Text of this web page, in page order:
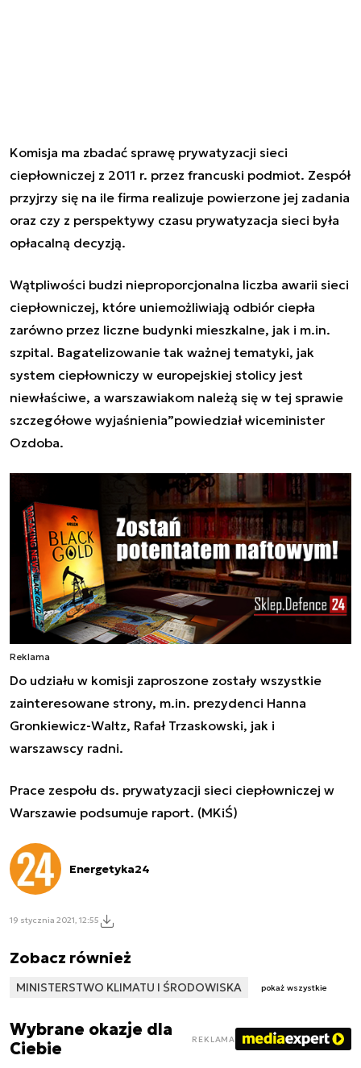
Komisja ma zbadać sprawę prywatyzacji sieci
ciepłowniczej z 2011 r. przez francuski podmiot. Zespół
przyjrzy się na ile firma realizuje powierzone jej zadania
oraz czy z perspektywy czasu prywatyzacja sieci była
opłacalną decyzją.
Wątpliwości budzi nieproporcjonalna liczba awarii sieci
ciepłowniczej, które uniemożliwiają odbiór ciepła
zarówno przez liczne budynki mieszkalne, jak i m.in.
szpital. Bagatelizowanie tak ważnej tematyki, jak
system ciepłowniczy w europejskiej stolicy jest
niewłaściwe, a warszawiakom należą się w tej sprawie
szczegółowe wyjaśnienia”powiedział wiceminister
Ozdoba.
Reklama
Do udziału w komisji zaproszone zostały wszystkie
zainteresowane strony, m.in. prezydenci Hanna
Gronkiewicz-Waltz, Rafał Trzaskowski, jak i
warszawscy radni.
Prace zespołu ds. prywatyzacji sieci ciepłowniczej w
Warszawie podsumuje raport. (MKiŚ)
Energetyka24
19 stycznia 2021, 12:55
Zobacz również
MINISTERSTWO KLIMATU I ŚRODOWISKA pokaż wszystkie
Wybrane okazje dla
Ciebie
REKLAMA